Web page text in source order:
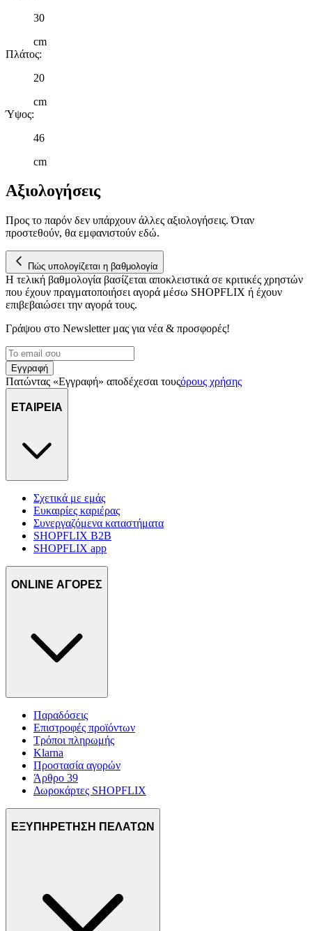
μας και την ανάπτυξη προϊόντων. Επίσης, κοινοποιούμε
τοποθεσίας μας στους συνεργάτες μέσων κοινωνικής
δικτύωσης, διαφημίσεων και ανάλυσης.
30
cm
Πλάτος:
20
cm
Ύψος:
46
cm
Αξιολογήσεις
Προς το παρόν δεν υπάρχουν άλλες αξιολογήσεις. Όταν
προστεθούν, θα εμφανιστούν εδώ.
Πώς υπολογίζεται η βαθμολογία
Η τελική βαθμολογία βασίζεται αποκλειστικά σε κριτικές χρηστών
που έχουν πραγματοποιήσει αγορά μέσω SHOPFLIX ή έχουν
επιβεβαιώσει την αγορά τους.
Γράψου στο Νewsletter μας για νέα & προσφορές!
Εγγραφή
Πατώντας «Εγγραφή» αποδέχεσαι τουςόρους χρήσης
ΕΤΑΙΡΕΙΑ
Σχετικά με εμάς
Ευκαιρίες καριέρας
Συνεργαζόμενα καταστήματα
SHOPFLIX B2B
SHOPFLIX app
ONLINE ΑΓΟΡΕΣ
Παραδόσεις
Επιστροφές προϊόντων
Τρόποι πληρωμής
Klarna
Προστασία αγορών
Άρθρο 39
Δωροκάρτες SHOPFLIX
ΕΞΥΠΗΡΕΤΗΣΗ ΠΕΛΑΤΩΝ